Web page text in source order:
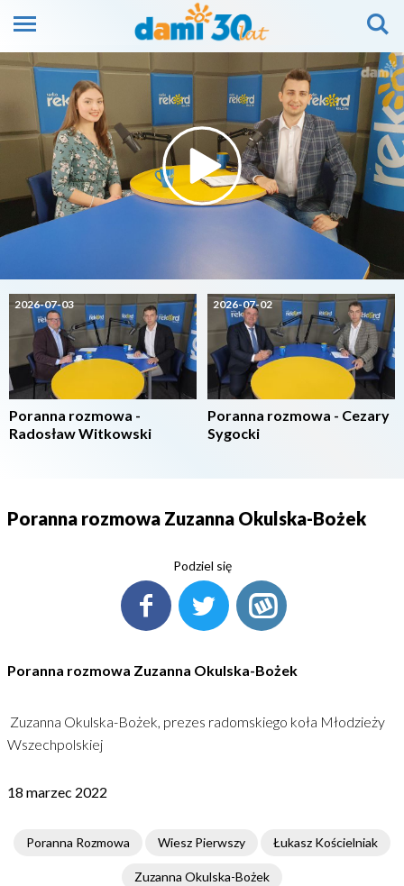
2026-07-03
Poranna rozmowa -
Radosław Witkowski
2026-07-02
Poranna rozmowa - Cezary
Sygocki
Poranna rozmowa Zuzanna Okulska-Bożek
Podziel się
Poranna rozmowa Zuzanna Okulska-Bożek
Zuzanna Okulska-Bożek, prezes radomskiego koła Młodzieży
Wszechpolskiej
18 marzec 2022
Poranna Rozmowa Wiesz Pierwszy Łukasz Kościelniak
Zuzanna Okulska-Bożek